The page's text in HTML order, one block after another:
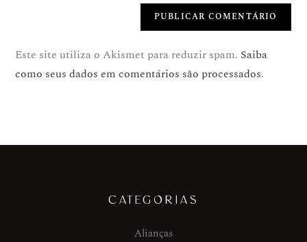
Este site utiliza o Akismet para reduzir spam. Saiba
como seus dados em comentários são processados.
CATEGORIAS
Alianças